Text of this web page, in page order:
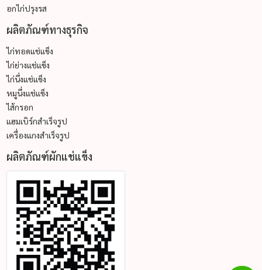
อกไก่ปรุงรส
ผลิตภัณฑ์ทางธุรกิจ
ไก่ทอดแช่แข็ง
ไก่ย่างแช่แข็ง
ไก่นึ่งแช่แข็ง
หมูนึ่งแช่แข็ง
ไส้กรอก
แฮมเบิร์กสำเร็จรูป
เครื่องแกงสำเร็จรูป
ผลิตภัณฑ์ผักแช่แข็ง